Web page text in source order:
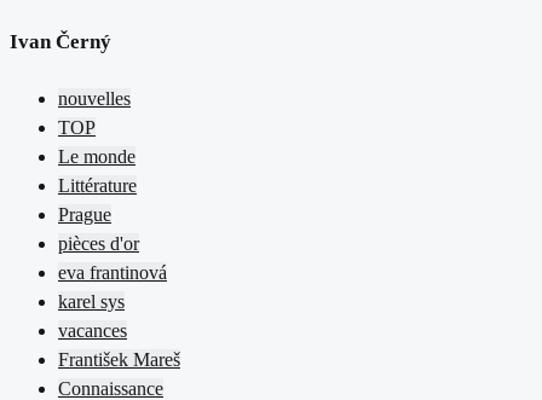
Ivan Černý
nouvelles
TOP
Le monde
Littérature
Prague
pièces d'or
eva frantinová
karel sys
vacances
František Mareš
Connaissance